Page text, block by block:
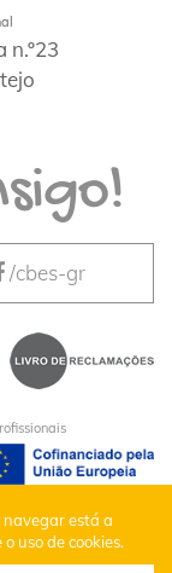
n.º23
/cbes-gr
os Direitos
navegar está a
uso de cookies.